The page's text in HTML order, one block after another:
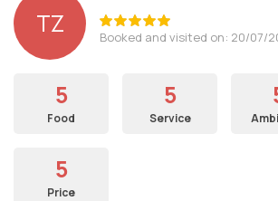
ΤΖ Booked and visited on: 20/07/
5
Food
5
Service
5
Price